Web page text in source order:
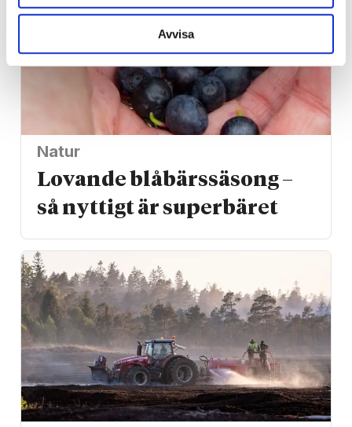
Avvisa
Natur
Lovande blåbärssäsong –
så nyttigt är superbäret